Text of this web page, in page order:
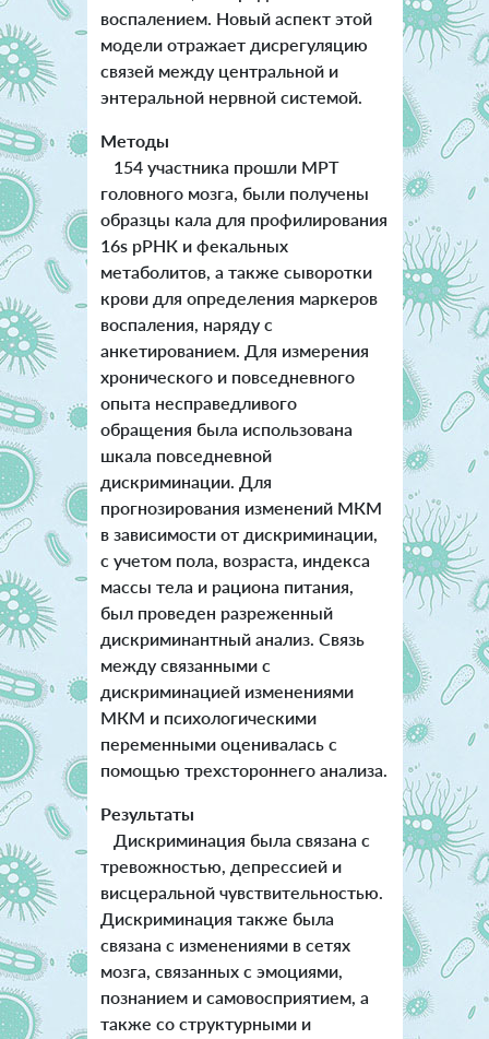
воспалением. Новый аспект этой
модели отражает дисрегуляцию
связей между центральной и
энтеральной нервной системой.
Методы
154 участника прошли МРТ
головного мозга, были получены
образцы кала для профилирования
16s рРНК и фекальных
метаболитов, а также сыворотки
крови для определения маркеров
воспаления, наряду с
анкетированием. Для измерения
хронического и повседневного
опыта несправедливого
обращения была использована
шкала повседневной
дискриминации. Для
прогнозирования изменений МКМ
в зависимости от дискриминации,
с учетом пола, возраста, индекса
массы тела и рациона питания,
был проведен разреженный
дискриминантный анализ. Связь
между связанными с
дискриминацией изменениями
МКМ и психологическими
переменными оценивалась с
помощью трехстороннего анализа.
Результаты
Дискриминация была связана с
тревожностью, депрессией и
висцеральной чувствительностью.
Дискриминация также была
связана с изменениями в сетях
мозга, связанных с эмоциями,
познанием и самовосприятием, а
также со структурными и